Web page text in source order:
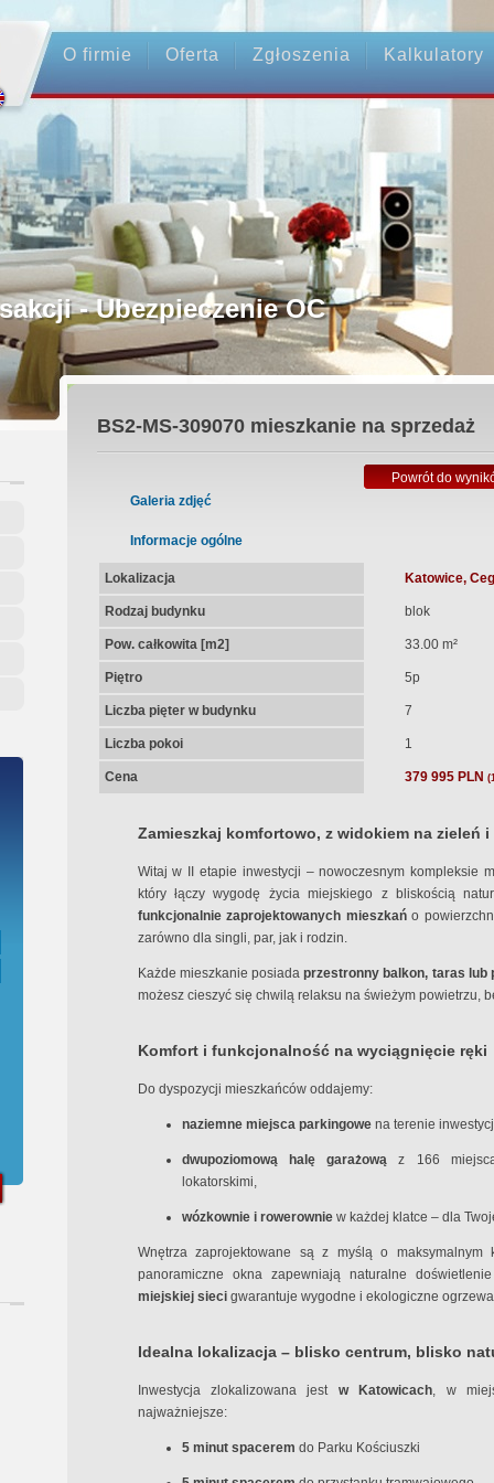
O firmie Oferta Zgłoszenia Kalkulatory
- Ubezpieczenie OC
Umowa Notarialna
BS2-MS-309070mieszkanie na sprzedaż
Powrót do
Galeria zdjęć
Informacje ogólne
Lokalizacja Katowice,
Rodzaj budynku blok
Pow. całkowita [m2] 33.00 m²
Piętro 5p
Liczba pięter w budynku 7
Liczba pokoi 1
Cena 379 995 PLN
Zamieszkaj komfortowo, z widokiem na zieleń i
Witaj w II etapie inwestycji – nowoczesnym kompleksie
który łączy wygodę życia miejskiego z bliskością
funkcjonalnie zaprojektowanych mieszkańo
zarówno dla singli, par, jak i rodzin.
Każde mieszkanie posiadaprzestronny balkon, taras lub
możesz cieszyć się chwilą relaksu na świeżym powietrzu,
Komfort i funkcjonalność na wyciągnięcie ręki
Do dyspozycji mieszkańców oddajemy:
naziemne miejsca parkingowena terenie
dwupoziomową halę garażową z 166
lokatorskimi,
wózkownie i rowerowniew każdej klatce – dla
Wnętrza zaprojektowane są z myślą o maksymalnym
panoramiczne okna zapewniają naturalne
miejskiej siecigwarantuje wygodne i ekologiczne
Idealna lokalizacja – blisko centrum, blisko
Inwestycja zlokalizowana jest w Katowicach, w
najważniejsze:
5 minut spacerem do Parku Kościuszki